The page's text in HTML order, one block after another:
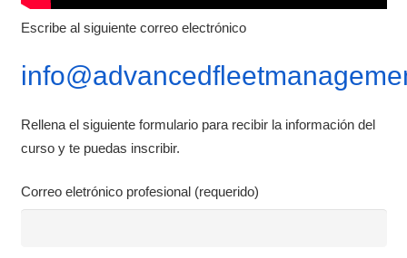
Escribe al siguiente correo electrónico
Rellena el siguiente formulario para recibir la información del
curso y te puedas inscribir.
Correo eletrónico profesional (requerido)